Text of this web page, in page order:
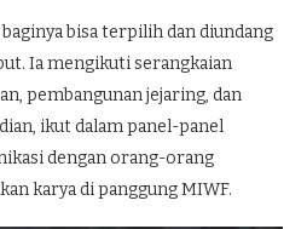
bisa terpilih dan diundang
Ia mengikuti serangkaian
pembangunan jejaring, dan
ikut dalam panel-panel
dengan orang-orang
karya di panggung MIWF.